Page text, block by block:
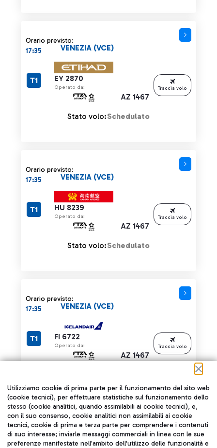
Orario previsto:
17:35
EY 2870
Operato da:
AZ 1467
VENEZIA (VCE)
T1
Stato volo:Schedulato
Traccia volo
Orario previsto:
17:35
HU 8239
Operato da:
AZ 1467
VENEZIA (VCE)
T1
Stato volo:Schedulato
Traccia volo
Orario previsto:
17:35
FI 6722
Operato da:
AZ 1467
VENEZIA (VCE)
T1
Traccia volo
Orario previsto:
17:35
VENEZIA (VCE)
Utilizziamo cookie di prima parte per il funzionamento del sito web
(cookie tecnici), per effettuare statistiche sul funzionamento dello
stesso (cookie analitici, quando assimilabili ai cookie tecnici), e,
con il suo consenso, cookie analitici non assimilabili ai cookie
tecnici, cookie di prima e terza parte per comprendere i contenuti
di suo interesse; inviarle messaggi commerciali in linea con le sue
preferenze manifestate nell'ambito dell'utilizzo delle funzionalità e